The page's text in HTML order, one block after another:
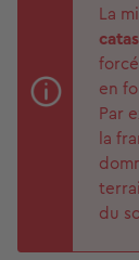
La
en
Par
la
du